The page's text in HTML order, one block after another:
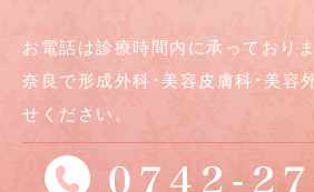
お電話は診療時間内に承っておりま
奈良で形成外科･美容皮膚科･美容
せください。